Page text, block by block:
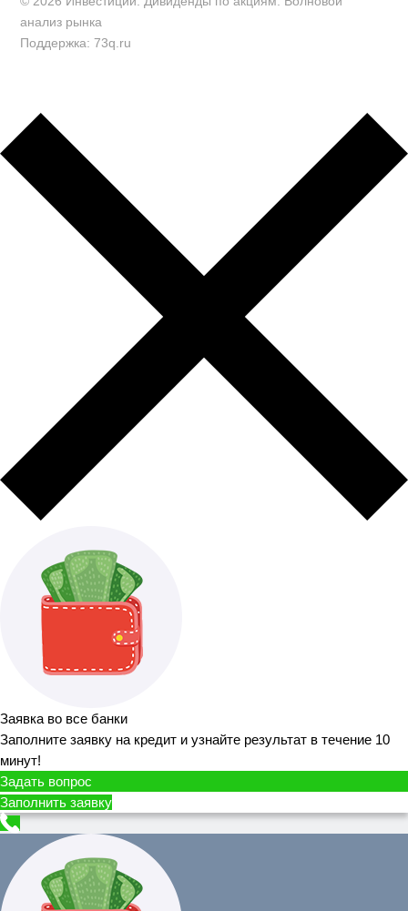
анализ рынка
Поддержка: 73q.ru
Заявка во все банки
Заполните заявку на кредит и узнайте результат в течение 10
минут!
Задать вопрос
Заполнить заявку